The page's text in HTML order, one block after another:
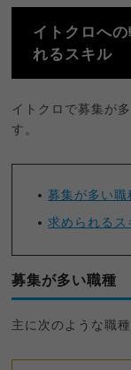
イトクロへ
れるスキル
イトクロで募集が
す。
募集が多い職
求められるス
募集が多い職種
主に次のような職